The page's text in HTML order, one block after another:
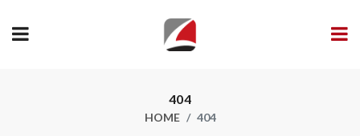
404
HOME 404